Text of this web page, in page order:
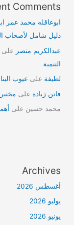
Comments
ابوعاقله محمد عمر
دليل شامل لأصحاب
عبدالكريم منصر
التنمية
لطيفة على عيوب
فاتن زيادة على
محمد حسين على
Archives
أغسطس 2026
يوليو 2026
يونيو 2026